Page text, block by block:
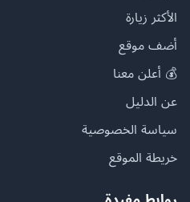
الأكثر زيارة
أضف موقع
💰 أعلن معنا
عن الدليل
سياسة الخصوصية
خريطة الموقع